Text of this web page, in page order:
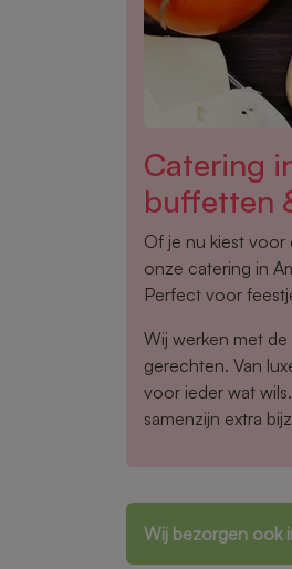
Catering
buffetten
Of je nu kiest
onze catering in
Perfect voor
Wij werken met
gerechten. Van
voor ieder wat
samenzijn extra
Wij bezorgen ook